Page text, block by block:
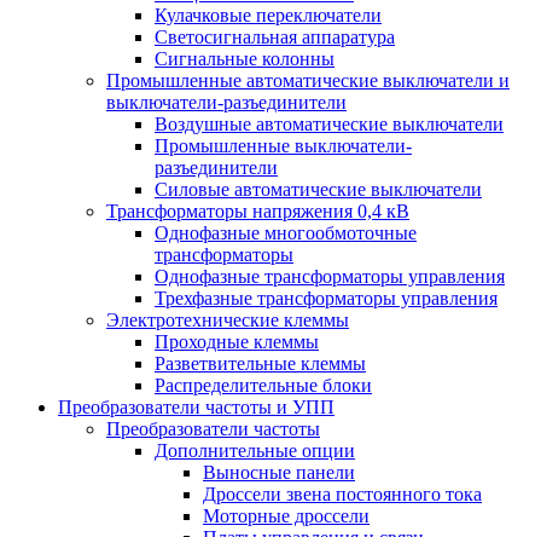
Кулачковые переключатели
Светосигнальная аппаратура
Сигнальные колонны
Промышленные автоматические выключатели и
выключатели-разъединители
Воздушные автоматические выключатели
Промышленные выключатели-
разъединители
Силовые автоматические выключатели
Трансформаторы напряжения 0,4 кВ
Однофазные многообмоточные
трансформаторы
Однофазные трансформаторы управления
Трехфазные трансформаторы управления
Электротехнические клеммы
Проходные клеммы
Разветвительные клеммы
Распределительные блоки
Преобразователи частоты и УПП
Преобразователи частоты
Дополнительные опции
Выносные панели
Дроссели звена постоянного тока
Моторные дроссели